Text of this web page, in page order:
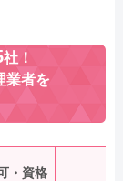
社！
業者を
・資格